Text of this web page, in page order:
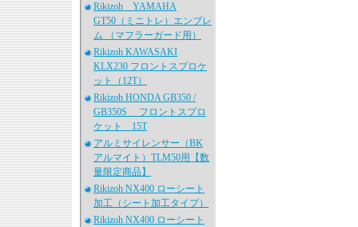
Rikizoh YAMAHA
GT50（ミニトレ）エンブレ
ム （マフラーガード用）
Rikizoh KAWASAKI
KLX230 フロントスプロケ
ット（12T）
Rikizoh HONDA GB350 /
GB350S フロントスプロ
ケット 15T
アルミサイレンサー（BK
アルマイト）TLM50用【数
量限定商品】
Rikizoh NX400 ローシート
加工（シート加工タイプ）
Rikizoh NX400 ローシート